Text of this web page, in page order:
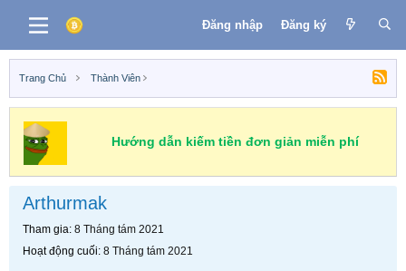
Đăng nhập Đăng ký
Trang Chủ Thành Viên
Hướng dẫn kiếm tiền đơn giản miễn phí
Arthurmak
Tham gia 8 Tháng tám 2021
Hoạt động cuối 8 Tháng tám 2021